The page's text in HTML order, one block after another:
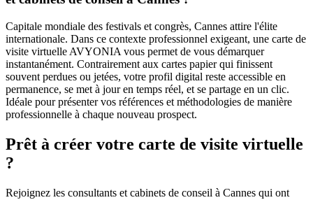
Capitale mondiale des festivals et congrès, Cannes attire l'élite
internationale. Dans ce contexte professionnel exigeant, une carte de
visite virtuelle AVYONIA vous permet de vous démarquer
instantanément. Contrairement aux cartes papier qui finissent
souvent perdues ou jetées, votre profil digital reste accessible en
permanence, se met à jour en temps réel, et se partage en un clic.
Idéale pour présenter vos références et méthodologies de manière
professionnelle à chaque nouveau prospect.
Prêt à créer votre carte de visite virtuelle
?
Rejoignez les consultants et cabinets de conseil à Cannes qui ont